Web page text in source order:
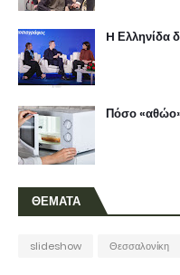
H Ελληνίδα
Πόσο «αθώο»
ΘΕΜΑΤΑ
slideshow Θεσσαλονίκη